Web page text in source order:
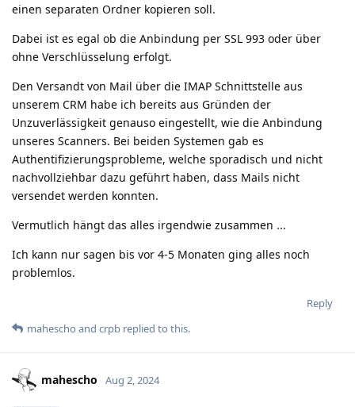
einen separaten Ordner kopieren soll.
Dabei ist es egal ob die Anbindung per SSL 993 oder über
ohne Verschlüsselung erfolgt.
Den Versandt von Mail über die IMAP Schnittstelle aus
unserem CRM habe ich bereits aus Gründen der
Unzuverlässigkeit genauso eingestellt, wie die Anbindung
unseres Scanners. Bei beiden Systemen gab es
Authentifizierungsprobleme, welche sporadisch und nicht
nachvollziehbar dazu geführt haben, dass Mails nicht
versendet werden konnten.
Vermutlich hängt das alles irgendwie zusammen ...
Ich kann nur sagen bis vor 4-5 Monaten ging alles noch
problemlos.
Reply
mahescho and crpb replied to this.
mahescho Aug 2, 2024